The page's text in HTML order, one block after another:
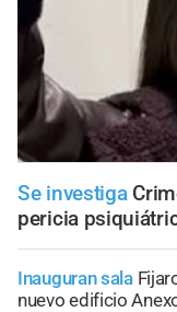
Se investiga
pericia
Inauguran sala
nuevo edificio